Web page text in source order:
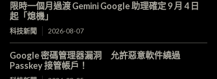
限時一個月過渡 Gemini Google 助理確定 9 月 4 日
起「熄機」
科技新聞 2026-08-07
Google 密碼管理器漏洞 允許惡意軟件繞過
Passkey 接管帳戶！